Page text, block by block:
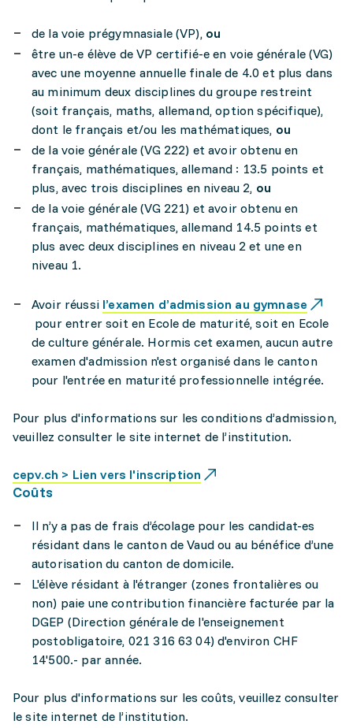
de la voie prégymnasiale (VP), ou
être un-e élève de VP certifié-e en voie générale (VG)
avec une moyenne annuelle finale de 4.0 et plus dans
au minimum deux disciplines du groupe restreint
(soit français, maths, allemand, option spécifique),
dont le français et/ou les mathématiques, ou
de la voie générale (VG 222) et avoir obtenu en
français, mathématiques, allemand : 13.5 points et
plus, avec trois disciplines en niveau 2, ou
de la voie générale (VG 221) et avoir obtenu en
français, mathématiques, allemand 14.5 points et
plus avec deux disciplines en niveau 2 et une en
niveau 1.
Avoir réussi l’examen d’admission au gymnase
pour entrer soit en Ecole de maturité, soit en Ecole
de culture générale. Hormis cet examen, aucun autre
examen d'admission n'est organisé dans le canton
pour l'entrée en maturité professionnelle intégrée.
Pour plus d'informations sur les conditions d’admission,
veuillez consulter le site internet de l’institution.
cepv.ch > Lien vers l'inscription
Coûts
Il n’y a pas de frais d’écolage pour les candidat-es
résidant dans le canton de Vaud ou au bénéfice d’une
autorisation du canton de domicile.
L'élève résidant à l'étranger (zones frontalières ou
non) paie une contribution financière facturée par la
DGEP (Direction générale de l'enseignement
postobligatoire, 021 316 63 04) d'environ CHF
14'500.- par année.
Pour plus d'informations sur les coûts, veuillez consulter
le site internet de l’institution.